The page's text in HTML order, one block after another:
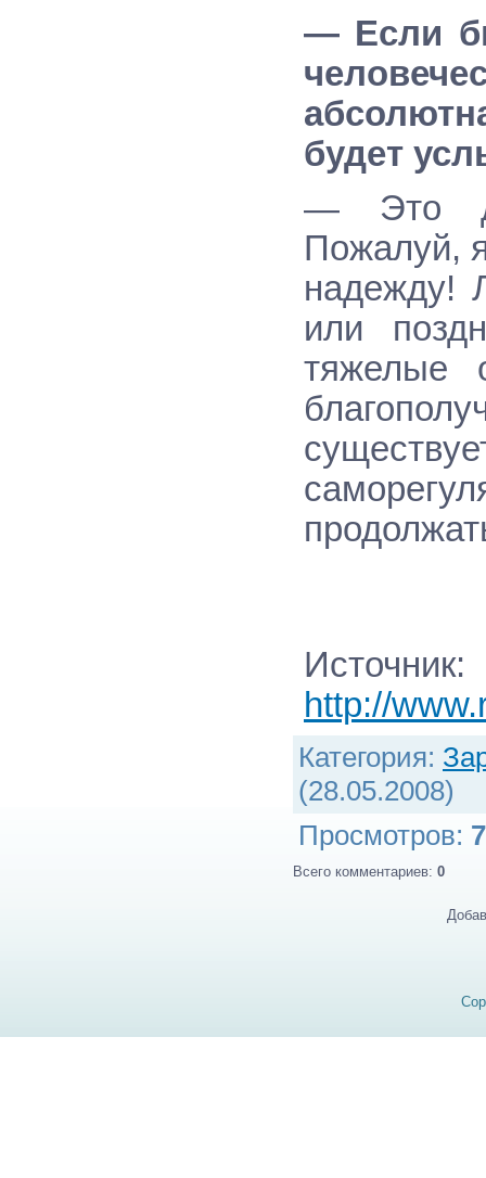
— Если
будет
— Это
Пожалуй,
надежду!
или
тяжелые
Источник:
http://
Категория:
(28.05.2008)
Просмотров:
Всего комментариев: 0